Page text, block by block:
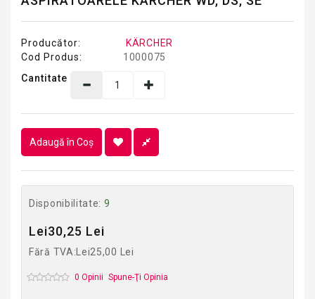
Producător:
KÄRCHER
Cod Produs:
1000075
Cantitate
Adaugă în Coş
Disponibilitate: 9
Lei30,25 Lei
Fără TVA:Lei25,00 Lei
0 Opinii Spune-Ţi Opinia